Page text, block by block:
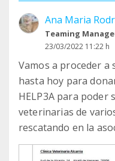
Ana Maria
Teaming
23/03/2022 11:22 h
Vamos a proceder a
hasta hoy para
HELP3A para poder
veterinarias de
rescatando en la